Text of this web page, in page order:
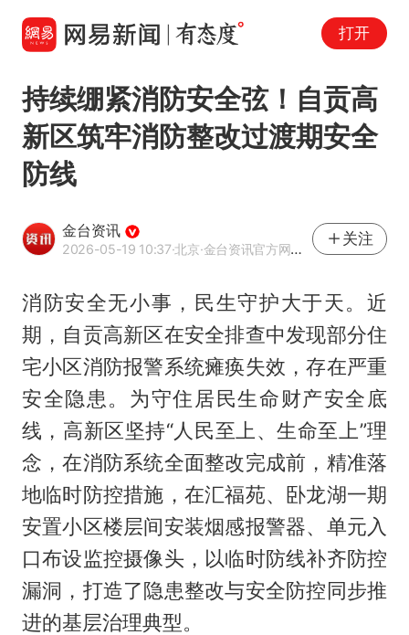
打开
持续绷紧消防安全弦！自贡高
新区筑牢消防整改过渡期安全
防线
金台资讯
2026-05-19 10:37·北京·金台资讯官方网易号
关注
消防安全无小事，民生守护大于天。近
期，自贡高新区在安全排查中发现部分住
宅小区消防报警系统瘫痪失效，存在严重
安全隐患。为守住居民生命财产安全底
线，高新区坚持“人民至上、生命至上”理
念，在消防系统全面整改完成前，精准落
地临时防控措施，在汇福苑、卧龙湖一期
安置小区楼层间安装烟感报警器、单元入
口布设监控摄像头，以临时防线补齐防控
漏洞，打造了隐患整改与安全防控同步推
进的基层治理典型。